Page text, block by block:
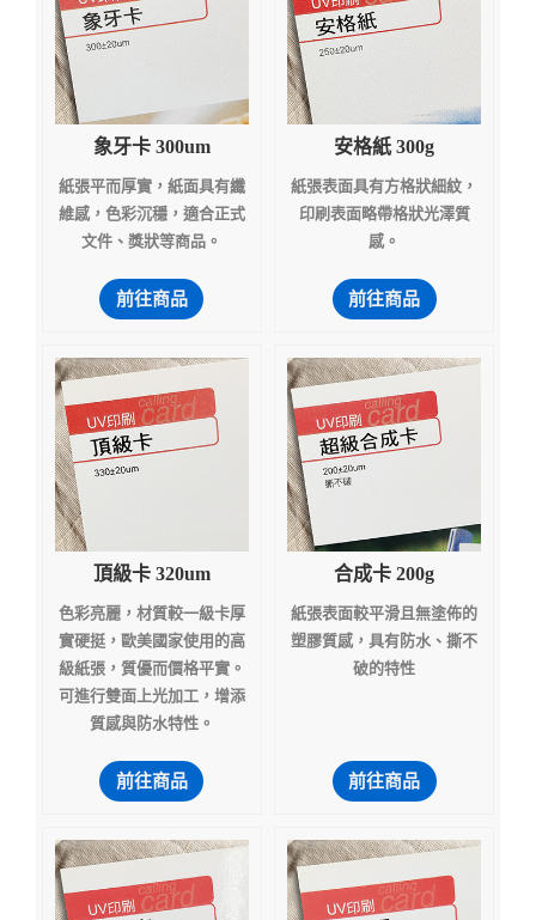
象牙卡 300um
紙張平而厚實，紙面具有纖
維感，色彩沉穩，適合正式
文件、獎狀等商品。
前往商品
安格紙 300g
紙張表面具有方格狀細紋，
印刷表面略帶格狀光澤質
感。
前往商品
頂級卡 320um
色彩亮麗，材質較一級卡厚
實硬挺，歐美國家使用的高
級紙張，質優而價格平實。
可進行雙面上光加工，增添
質感與防水特性。
前往商品
合成卡 200g
紙張表面較平滑且無塗佈的
塑膠質感，具有防水、撕不
破的特性
前往商品